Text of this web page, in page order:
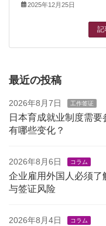
2025年12月25日
記
最近の投稿
2026年8月7日 工作签证
日本育成就业制度需
有哪些变化？
2026年8月6日 コラム
企业雇用外国人必须
与签证风险
2026年8月4日 コラム